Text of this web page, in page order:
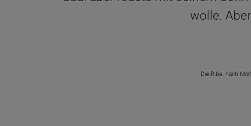
wolle.
Die Bibel nach